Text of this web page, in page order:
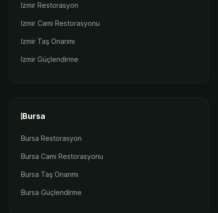
Izmir Restorasyon
Izmir Cami Restorasyonu
Izmir Taş Onarımı
Izmir Güçlendirme
Bursa
Bursa Restorasyon
Bursa Cami Restorasyonu
Bursa Taş Onarımı
Bursa Güçlendirme